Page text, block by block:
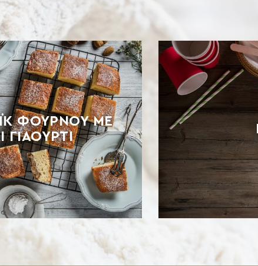
ΦΟΥΡΝΟΥ ΜΕ
ΓΙΑΟΥΡΤΙ